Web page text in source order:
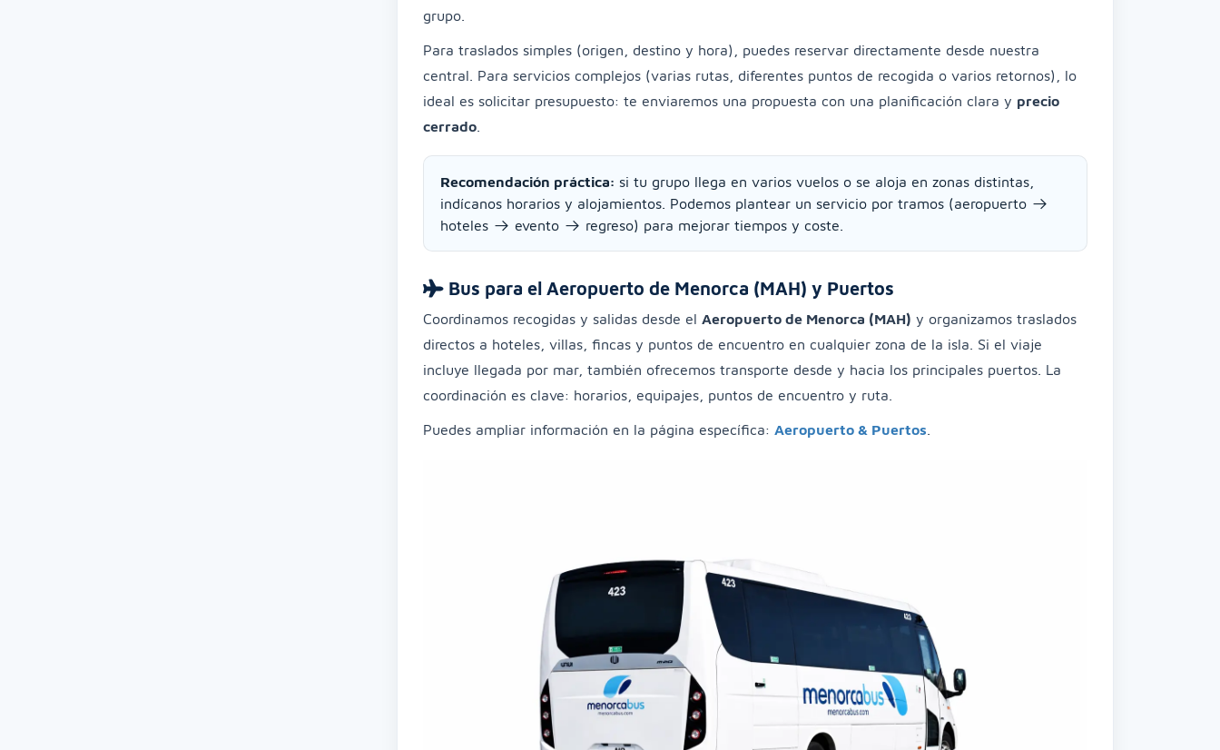
grupo.
Para traslados simples (origen, destino y hora), puedes reservar directamente desde nuestra
central. Para servicios complejos (varias rutas, diferentes puntos de recogida o varios retornos), lo
ideal es solicitar presupuesto: te enviaremos una propuesta con una planificación clara y precio
cerrado
Recomendación práctica: si tu grupo llega en varios vuelos o se aloja en zonas distintas,
indícanos horarios y alojamientos. Podemos plantear un servicio por tramos (aeropuerto →
hoteles → evento → regreso) para mejorar tiempos y coste.
Bus para el Aeropuerto de Menorca (MAH) y Puertos
Coordinamos recogidas y salidas desde el Aeropuerto de Menorca (MAH) y organizamos traslados
directos a hoteles, villas, fincas y puntos de encuentro en cualquier zona de la isla. Si el viaje
incluye llegada por mar, también ofrecemos transporte desde y hacia los principales puertos. La
coordinación es clave: horarios, equipajes, puntos de encuentro y ruta.
Puedes ampliar información en la página específica: Aeropuerto & Puertos